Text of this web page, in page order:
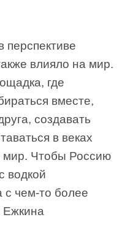
перспективе
влияло на мир.
где
вместе,
создавать
в веках
мир. Чтобы Россию
водкой
с чем-то более